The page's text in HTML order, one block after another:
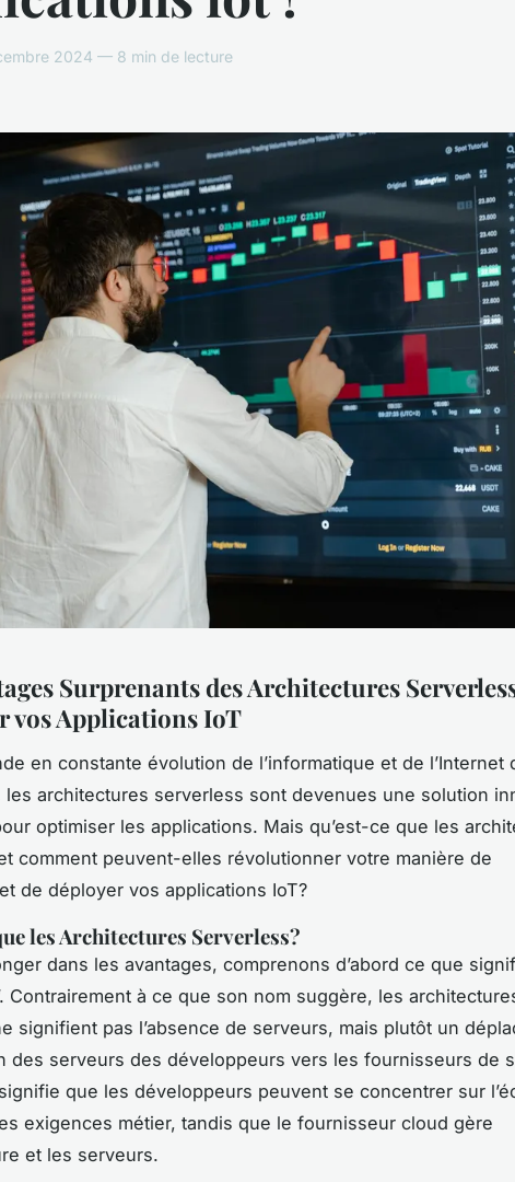
2024 — 8 min de lecture
Surprenants des Architectures
vos Applications IoT
en constante évolution de l’informatique et de l’Internet
les architectures serverless sont devenues une solution
optimiser les applications. Mais qu’est-ce que les
comment peuvent-elles révolutionner votre manière de
de déployer vos applications IoT?
les Architectures Serverless?
dans les avantages, comprenons d’abord ce que
Contrairement à ce que son nom suggère, les
signifient pas l’absence de serveurs, mais plutôt un
des serveurs des développeurs vers les fournisseurs de
que les développeurs peuvent se concentrer sur
exigences métier, tandis que le fournisseur cloud gère
et les serveurs.